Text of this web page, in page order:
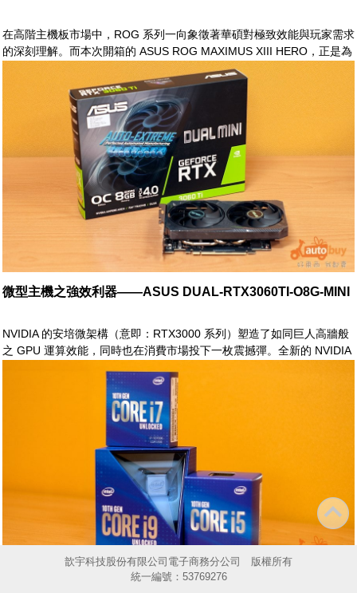
在高階主機板市場中，ROG 系列一向象徵著華碩對極致效能與玩家需求
的深刻理解。而本次開箱的 ASUS ROG MAXIMUS XIII HERO，正是為
Intel 第 11 代處理器平台量身打造的代表之作。延續 ROG 一貫的電競
風格與紮實用料，MAXIMUS XIII HERO 不僅在供電設計與散熱配置上
全面升級，更導入 PCIe 4.0、WiFi 6E 等新世代技術，為追求效能與穩
定性的玩家提供完整支援
微型主機之強效利器——ASUS DUAL-RTX3060TI-O8G-MINI
NVIDIA 的安培微架構（意即：RTX3000 系列）塑造了如同巨人高牆般
之 GPU 運算效能，同時也在消費市場投下一枚震撼彈。全新的 NVIDIA
歆宇科技股份有限公司電子商務分公司 版權所有
統一編號：53769276